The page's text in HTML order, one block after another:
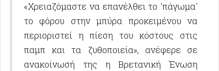
«Χρειαζόμαστε να επανέλθει το 'πάγωμα'
το φόρου στην μπύρα προκειμένου να
περιοριστεί η πίεση του κόστους στις
παμπ και τα ζυθοποιεία», ανέφερε σε
ανακοίνωσή της η Βρετανική Ένωση